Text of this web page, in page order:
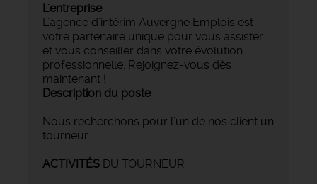
L'entreprise
L'agence d'intérim Auvergne Emplois est
votre partenaire unique pour vous assister
et vous conseiller dans votre évolution
professionnelle. Rejoignez-vous dès
maintenant !
Description du poste
Nous recherchons pour l'un de nos client un
tourneur.
ACTIVITÉS DU TOURNEUR